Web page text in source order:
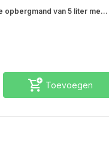
opbergmand van 5 liter me...
Toevoegen